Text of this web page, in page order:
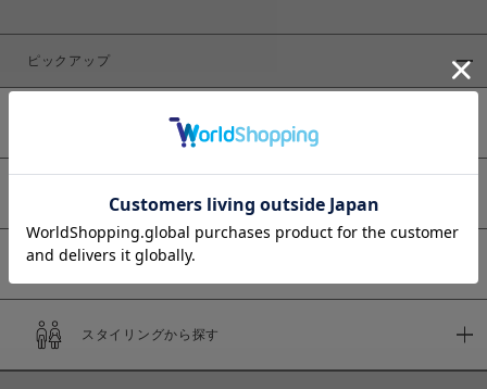
ピックアップ
予約商品
スタイリングから探す